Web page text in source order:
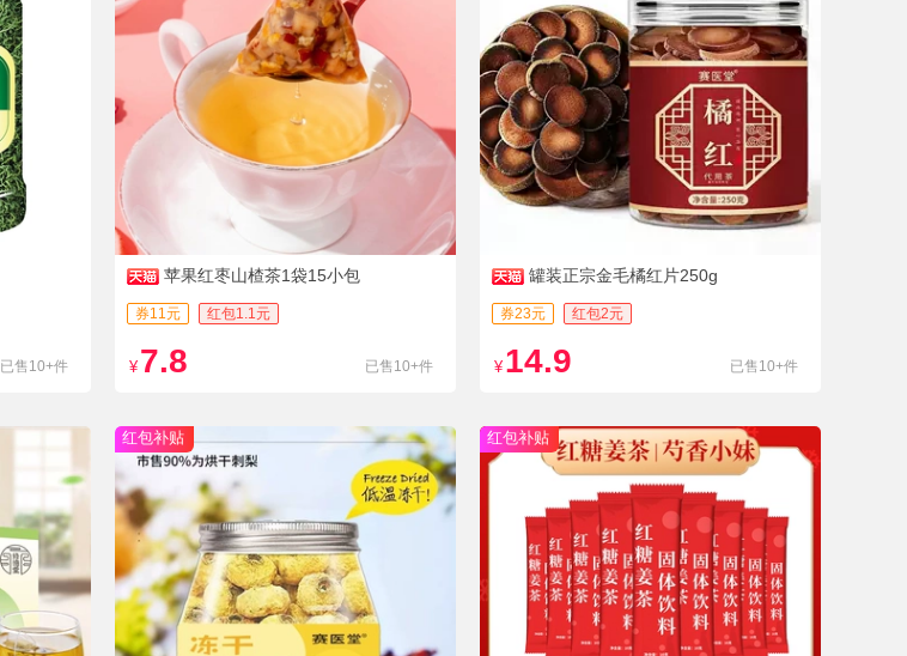
已售10+件
苹果红枣山楂茶1袋15小包
券11元 红包1.1元
¥ 7.8 已售10+件
罐装正宗金毛橘红片250g
券23元 红包2元
¥ 14.9 已售10+件
红包补贴 红包补贴